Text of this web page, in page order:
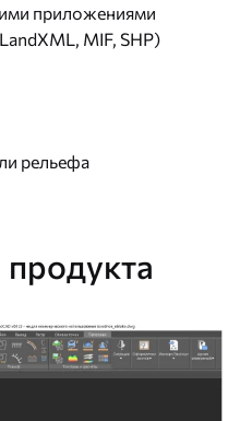
приложениями
MIF, SHP)
рельефа